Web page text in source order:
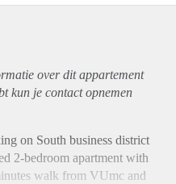
over ditappartement
kun je contact opnemen
on South business district
2-bedroom apartment with
walk from VUmc and